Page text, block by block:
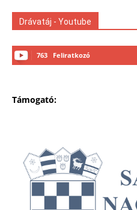
Drávatáj - Youtube
763 Feliratkozó
Támogató: